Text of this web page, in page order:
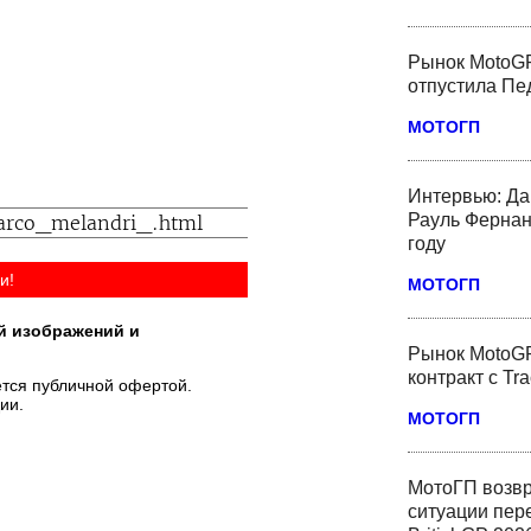
Рынок
отпустила
МОТОГП
Интервью:
Рауль
году
МОТОГП
Рынок
контракт с
МОТОГП
МотоГП
ситуации
изображений и
публичной офертой.